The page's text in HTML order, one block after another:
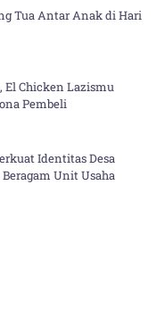
Tua Antar Anak di Hari
Chicken Lazismu
Pembeli
Identitas Desa
Unit Usaha